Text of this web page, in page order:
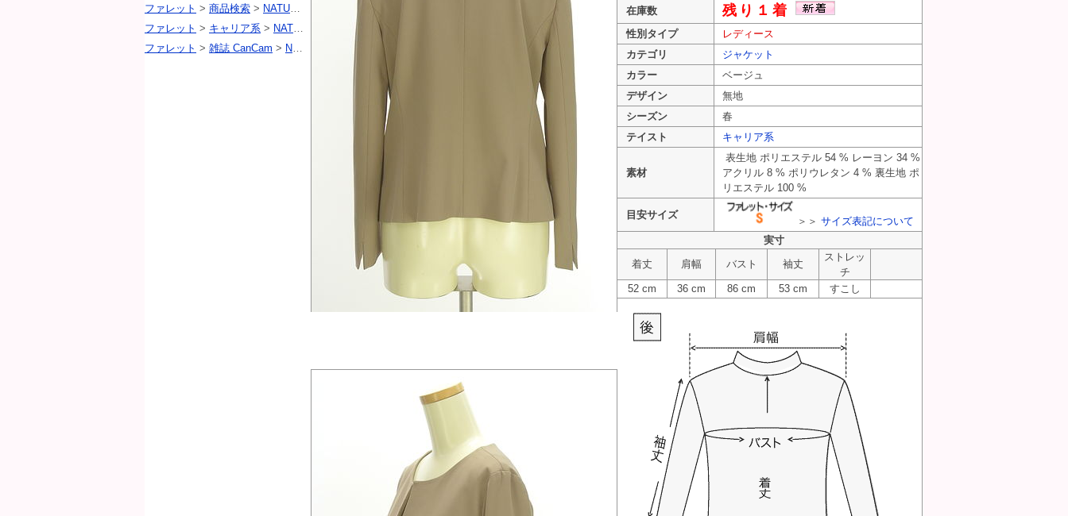
在庫数
残り１着
性別タイプ
レディース
カテゴリ
ジャケット
カラー
ベージュ
デザイン
無地
シーズン
春
テイスト
キャリア系
素材
表生地 ポリエステル 54 % レーヨン 34 %
アクリル 8 % ポリウレタン 4 % 裏生地 ポ
リエステル 100 %
目安サイズ
＞＞ サイズ表記について
実寸
着丈
肩幅 バスト 袖丈
ストレッ
チ
52 cm
36 cm 86 cm 53 cm すこし
ファレット > 商品検索 > NATURAL BEAUTY BASIC（ナチュラルビューティベーシック） >
NATURAL BEAUTY BASIC（ナチュラルビューティベーシック） PR10344490
ファレット > キャリア系 > NATURAL BEAUTY BASIC（ナチュラルビューティベーシック）
NATURAL BEAUTY BASIC（ナチュラルビューティベーシック） PR10344490
ファレット > 雑誌 CanCam > NATURAL BEAUTY BASIC（ナチュラルビューティベーシック） NATURAL BEAUTY BASIC（ナチュラルビューティベーシック） PR10344490